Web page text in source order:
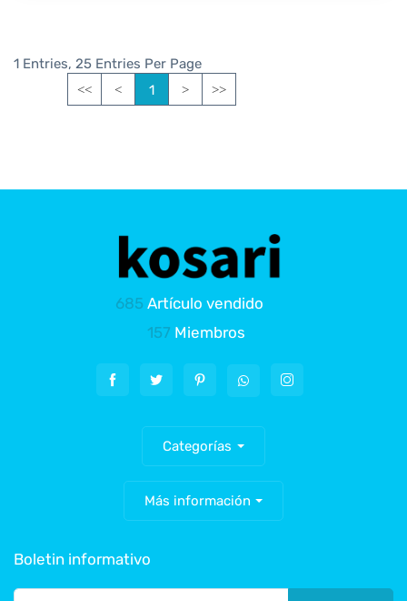
1 Entries, 25 Entries Per Page
<< < 1 > >>
685 Artículo vendido
157 Miembros
Categorías
Más información
Boletin informativo